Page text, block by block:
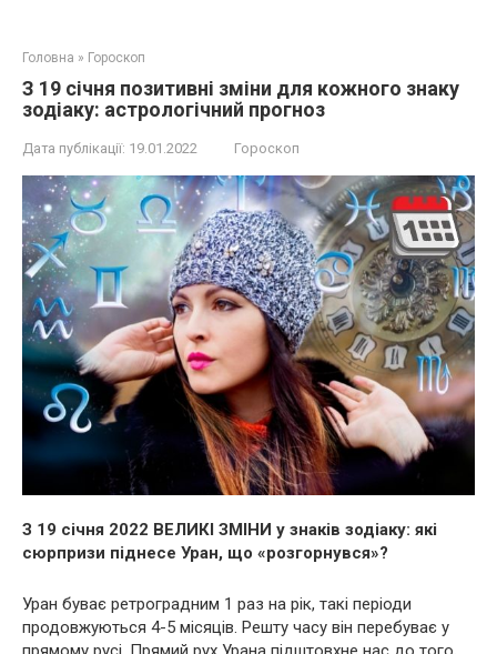
Головна » Гороскоп
З 19 січня позитивні зміни для кожного знаку
зодіаку: астрологічний прогноз
Дата публікації: 19.01.2022 Гороскоп
З 19 січня 2022 ВЕЛИКІ ЗМІНИ у знаків зодіаку: які
сюрпризи піднесе Уран, що «розгорнувся»?
Уран буває ретроградним 1 раз на рік, такі періоди
продовжуються 4-5 місяців. Решту часу він перебуває у